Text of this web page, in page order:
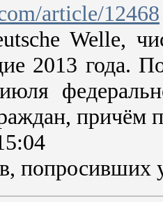
article/12468
Welle,
2013 года.
причём